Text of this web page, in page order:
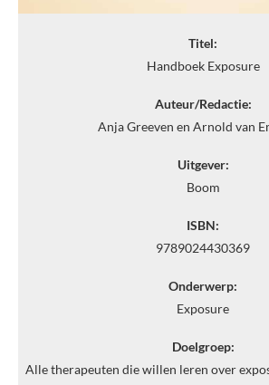
Titel:
Handboek Exposure
Auteur/Redactie:
Anja Greeven en Arnold van
Uitgever:
Boom
ISBN:
9789024430369
Onderwerp:
Exposure
Doelgroep:
Alle therapeuten die willen leren over